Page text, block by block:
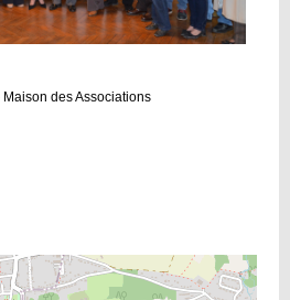
des Associations